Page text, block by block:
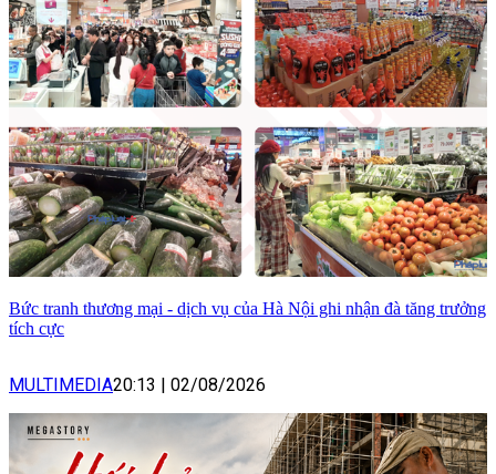
Bức tranh thương mại - dịch vụ của Hà Nội ghi nhận đà tăng trưởng
tích cực
MULTIMEDIA20:13 02/08/2026